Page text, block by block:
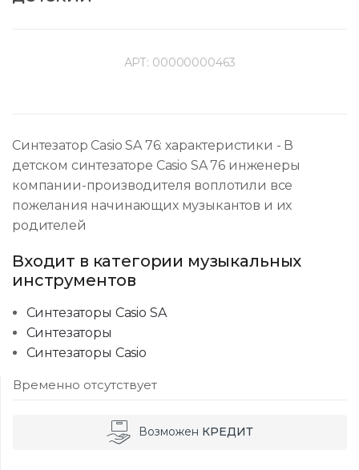
АРТ: 00000000463
Синтезатор Casio SA 76: характеристики - В
детском синтезаторе Casio SA 76 инженеры
компании-производителя воплотили все
пожелания начинающих музыкантов и их
родителей
Входит в категории музыкальных
инструментов
Синтезаторы Casio SA
Синтезаторы
Синтезаторы Casio
Временно отсутствует
Возможен КРЕДИТ